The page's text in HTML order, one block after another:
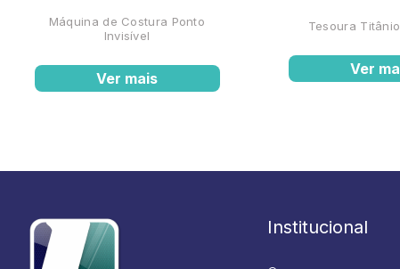
Máquina de Costura Ponto
Invisível
Ver mais
Tesoura
Ver
Institucional